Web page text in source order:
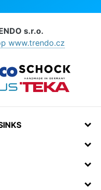
s.r.o.
www.trendo.cz